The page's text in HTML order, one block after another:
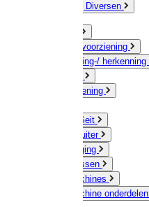
Afrastering Diversen
Drinkwatervoorziening
Veemarkering-/ herkenning
Voervoorziening
Schaap / Geit
Paard & Ruiter
Veeverzorging
Scheermessen
Scheermachines
Scheermachine onderdelen